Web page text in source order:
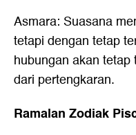
Asmara: Suasana
tetapi dengan tetap
hubungan akan
dari pertengkaran.
Ramalan Zodiak